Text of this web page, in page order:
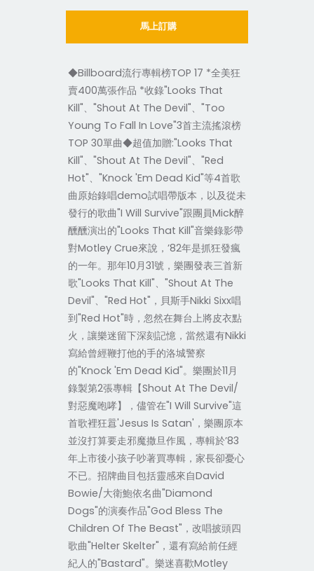
馬上訂購
◆Billboard流行專輯榜TOP 17 *全美狂
賣400萬張作品 *收錄"Looks That
Kill"、"Shout At The Devil"、"Too
Young To Fall In Love"3首主流搖滾榜
TOP 30單曲◆超值加贈:"Looks That
Kill"、"Shout At The Devil"、"Red
Hot"、"Knock 'Em Dead Kid"等4首歌
曲原始錄唱demo試唱帶版本，以及從未
發行的歌曲"I Will Survive"跟團員Mick醉
醺醺演出的"Looks That Kill"音樂錄影帶
對Motley Crue來說，’82年是抓狂發瘋
的一年。那年10月31號，樂團發表三首新
歌"Looks That Kill"、"Shout At The
Devil"、"Red Hot"，貝斯手Nikki Sixx唱
到"Red Hot"時，忽然在舞台上將皮衣點
火，讓樂迷留下深刻記憶，當然還有Nikki
寫給曾經鞭打他的手的洛城警察
的"Knock 'Em Dead Kid"。樂團於11月
錄製第2張專輯【Shout At The Devil/
對惡魔咆哮】，儘管在"I Will Survive"這
首歌裡狂囂'Jesus Is Satan'，樂團原本
並沒打算要走邪魔撒旦作風，專輯於’83
年上市後小孩子吵著買專輯，家長卻憂心
不已。招牌曲目包括靈感來自David
Bowie/大衛鮑依名曲"Diamond
Dogs"的演奏作品"God Bless The
Children Of The Beast"，改唱披頭四
歌曲"Helter Skelter"，還有寫給前任經
紀人的"Bastard"。樂迷喜歡Motley